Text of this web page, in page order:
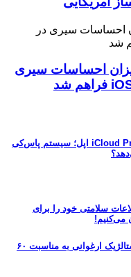
احساسات سیری
افشای نشت آدرس IP در iCloud Private Relay اپل؛ سیستم پاس‌کی
سلامتی خود را برای
می‌کنیم!
رونمایی از دوج چارجر ۲۰۲۷ با رنگ نوستالژیک ارغوانی به مناسبت ۶۰